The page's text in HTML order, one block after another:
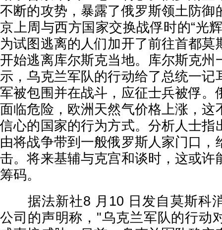
不断的攻势，暴露了俄罗斯领土防御
京上周与西方国家交换战俘时的“光
为试图逃离的人们加开了前往首都莫
开始逃离库尔斯克当地。库尔斯克州
示，乌克兰军队的行动给了总统一记
军被包围并在战斗，应征士兵被俘。
面临危险，欧洲天然气价格上涨，这
信心的国家的行为方式。分析人士指
由将战争带到一般俄罗斯人家门口，
击。将来基辅与克宫和谈时，这或许
筹码。
据法新社8 月10 日发自莫斯科
公司的声明称，"乌克兰军队的行动